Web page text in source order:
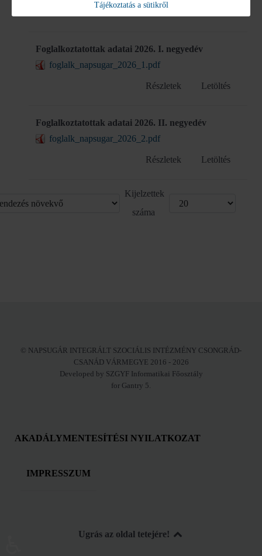
Foglalkoztatottak adatai 2026. I. negyedév
foglalk_napsugar_2026_1.pdf
Letöltés
Részletek
Foglalkoztatottak adatai 2026. II. negyedév
foglalk_napsugar_2026_2.pdf
Letöltés
Részletek
Kijelzettek
száma
© NAPSUGÁR INTEGRÁLT SZOCIÁLIS INTÉZMÉNY CSONGRÁD-
CSANÁD VÁRMEGYE 2016 - 2026
Developed by SZGYF Informatikai Főosztály
for Gantry 5.
AKADÁLYMENTESÍTÉSI NYILATKOZAT
IMPRESSZUM
Ugrás az oldal tetejére!
Tájékoztatás a sütikről